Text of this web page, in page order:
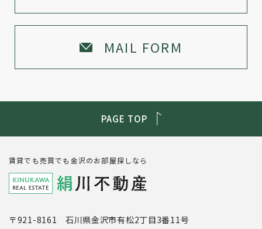
MAIL FORM
PAGE TOP
賃貸でも売買でも金沢のお部屋探しなら
〒921-8161 石川県金沢市有松2丁目3番11号